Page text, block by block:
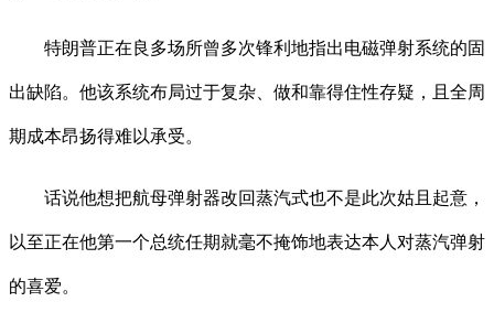
特朗普正在良多场所曾多次锋利地指出电磁弹射系统的固
出缺陷。他该系统布局过于复杂、做和靠得住性存疑，且全周
期成本昂扬得难以承受。
话说他想把航母弹射器改回蒸汽式也不是此次姑且起意，
以至正在他第一个总统任期就毫不掩饰地表达本人对蒸汽弹射
的喜爱。